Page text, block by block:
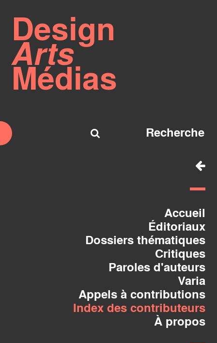
Design
Arts
Médias
Accueil
Éditoriaux
Dossiers thématiques
Critiques
Paroles d'auteurs
Varia
Appels à contributions
Index des contributeurs
À propos